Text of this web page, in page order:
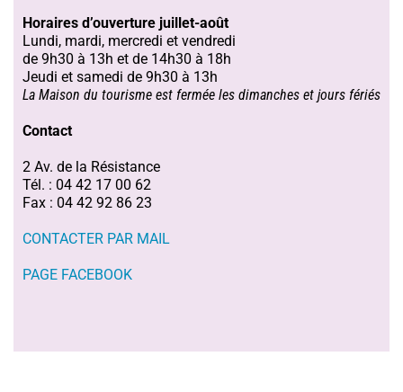
Horaires d’ouverture juillet-août
Lundi, mardi, mercredi et vendredi
de 9h30 à 13h et de 14h30 à 18h
Jeudi et samedi de 9h30 à 13h
La Maison du tourisme est fermée les dimanches et jours fériés
Contact
2 Av. de la Résistance
Tél. : 04 42 17 00 62
Fax : 04 42 92 86 23
CONTACTER PAR MAIL
PAGE FACEBOOK